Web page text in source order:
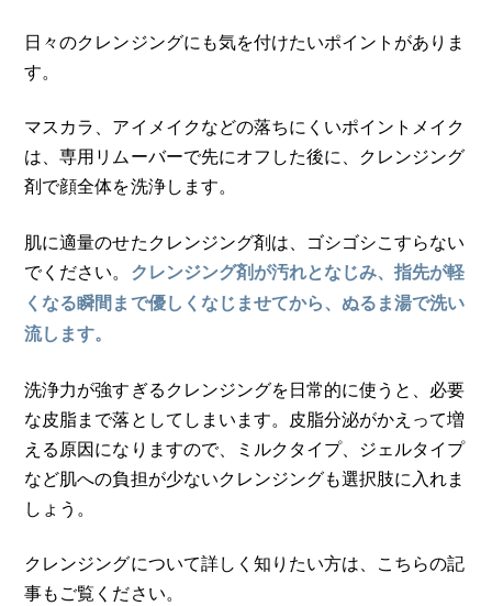
日々のクレンジングにも気を付けたいポイントがありま
す。
マスカラ、アイメイクなどの落ちにくいポイントメイク
は、専用リムーバーで先にオフした後に、クレンジング
剤で顔全体を洗浄します。
肌に適量のせたクレンジング剤は、ゴシゴシこすらない
でください。 クレンジング剤が汚れとなじみ、指先が軽
くなる瞬間まで優しくなじませてから、ぬるま湯で洗い
流します。
洗浄力が強すぎるクレンジングを日常的に使うと、必要
な皮脂まで落としてしまいます。皮脂分泌がかえって増
える原因になりますので、ミルクタイプ、ジェルタイプ
など肌への負担が少ないクレンジングも選択肢に入れま
しょう。
クレンジングについて詳しく知りたい方は、こちらの記
事もご覧ください。